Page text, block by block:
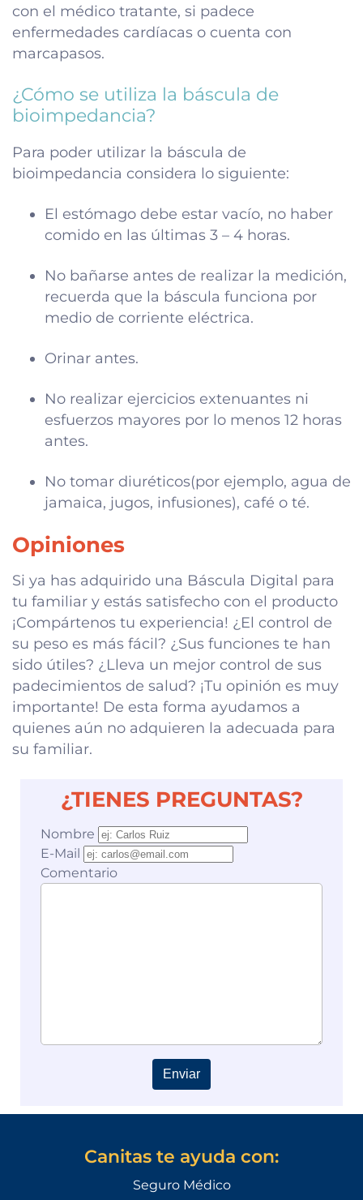
con el médico tratante, si padece
enfermedades cardíacas o cuenta con
marcapasos.
¿Cómo se utiliza la báscula de
bioimpedancia?
Para poder utilizar la báscula de
bioimpedancia considera lo siguiente:
El estómago debe estar vacío, no haber
comido en las últimas 3 – 4 horas.
No bañarse antes de realizar la medición,
recuerda que la báscula funciona por
medio de corriente eléctrica.
Orinar antes.
No realizar ejercicios extenuantes ni
esfuerzos mayores por lo menos 12 horas
antes.
No tomar diuréticos(por ejemplo, agua de
jamaica, jugos, infusiones), café o té.
Opiniones
Si ya has adquirido una Báscula Digital para
tu familiar y estás satisfecho con el producto
¡Compártenos tu experiencia! ¿El control de
su peso es más fácil? ¿Sus funciones te han
sido útiles? ¿Lleva un mejor control de sus
padecimientos de salud? ¡Tu opinión es muy
importante! De esta forma ayudamos a
quienes aún no adquieren la adecuada para
su familiar.
¿TIENES PREGUNTAS?
Nombre
E-Mail
Comentario
Enviar
Canitas te ayuda con:
Seguro Médico